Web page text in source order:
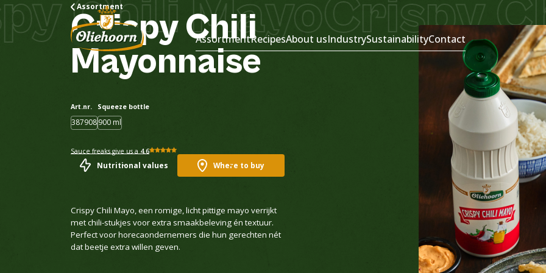
AssortmentRecipesAbout usIndustrySustainabilityContact
Assortment
Chili MayoCrispy
CrispyChili
Mayonnaise
Art.nr.
387908
Squeeze bottle
900 ml
Sauce freaks give us a 4.6
Nutritional values Where to buy
Crispy Chili Mayo, een romige, licht pittige mayo verrijkt
met chili-stukjes voor extra smaakbeleving én textuur.
Perfect voor horecaondernemers die hun gerechten nét
dat beetje extra willen geven.